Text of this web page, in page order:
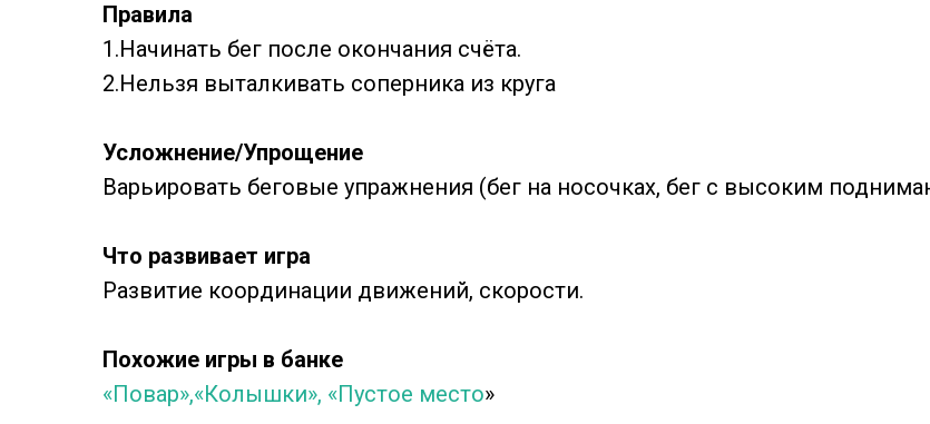
Правила
1.Начинать бег после окончания счёта.
2.Нельзя выталкивать соперника из круга
Усложнение/Упрощение
Варьировать беговые упражнения (бег на носочках, бег с высоким
Что развивает игра
Развитие координации движений, скорости.
Похожие игры в банке
«Повар»,«Колышки», «Пустое место»